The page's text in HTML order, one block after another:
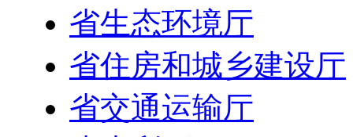
省生态环境厅
省住房和城乡建设厅
省交通运输厅